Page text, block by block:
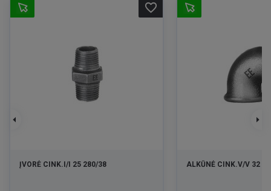
ĮVORĖ CINK.I/I 25 280/38
favorite_border
ALKŪNĖ CINK.V/V 32